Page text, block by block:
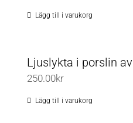
varianter.
alternativen
väljas
Lägg till i varukorg
Ljuslykta i porslin
250.00kr
Lägg till i varukorg